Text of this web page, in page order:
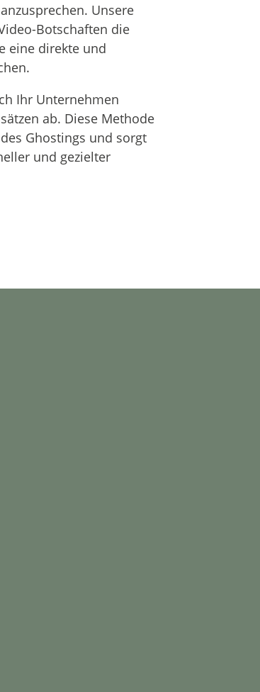
Unsere
Botschaften die
eine direkte und
Ihr Unternehmen
ab. Diese Methode
Ghostings und sorgt
und gezielter